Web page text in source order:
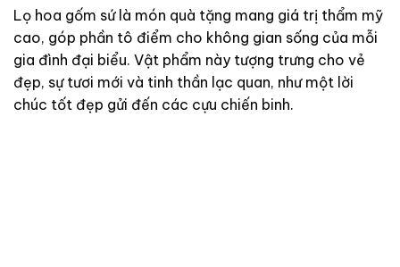
Lọ hoa gốm sứ là món quà tặng mang giá trị thẩm mỹ
cao, góp phần tô điểm cho không gian sống của mỗi
gia đình đại biểu. Vật phẩm này tượng trưng cho vẻ
đẹp, sự tươi mới và tinh thần lạc quan, như một lời
chúc tốt đẹp gửi đến các cựu chiến binh.